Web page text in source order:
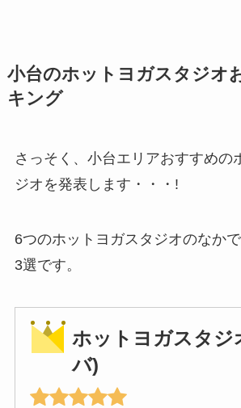
小台のホットヨガスタジオ
キング
さっそく、小台エリアおすすめの
ジオを発表します・・・!
6つのホットヨガスタジオのなか
3選です。
ホットヨガスタジ
バ)